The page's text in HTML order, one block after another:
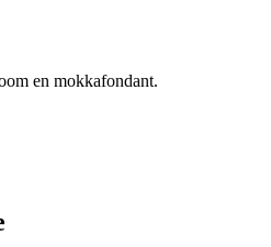
en mokkafondant.